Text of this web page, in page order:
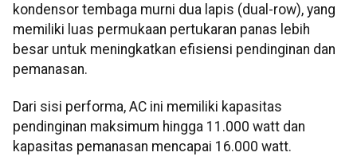
kondensor tembaga murni dua lapis (dual-row), yang
memiliki luas permukaan pertukaran panas lebih
besar untuk meningkatkan efisiensi pendinginan dan
pemanasan.
Dari sisi performa, AC ini memiliki kapasitas
pendinginan maksimum hingga 11.000 watt dan
kapasitas pemanasan mencapai 16.000 watt.